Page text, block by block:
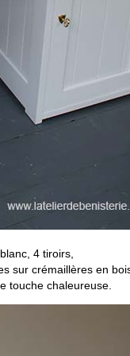
4 tiroirs,
sur crémaillères en
touche chaleureuse.